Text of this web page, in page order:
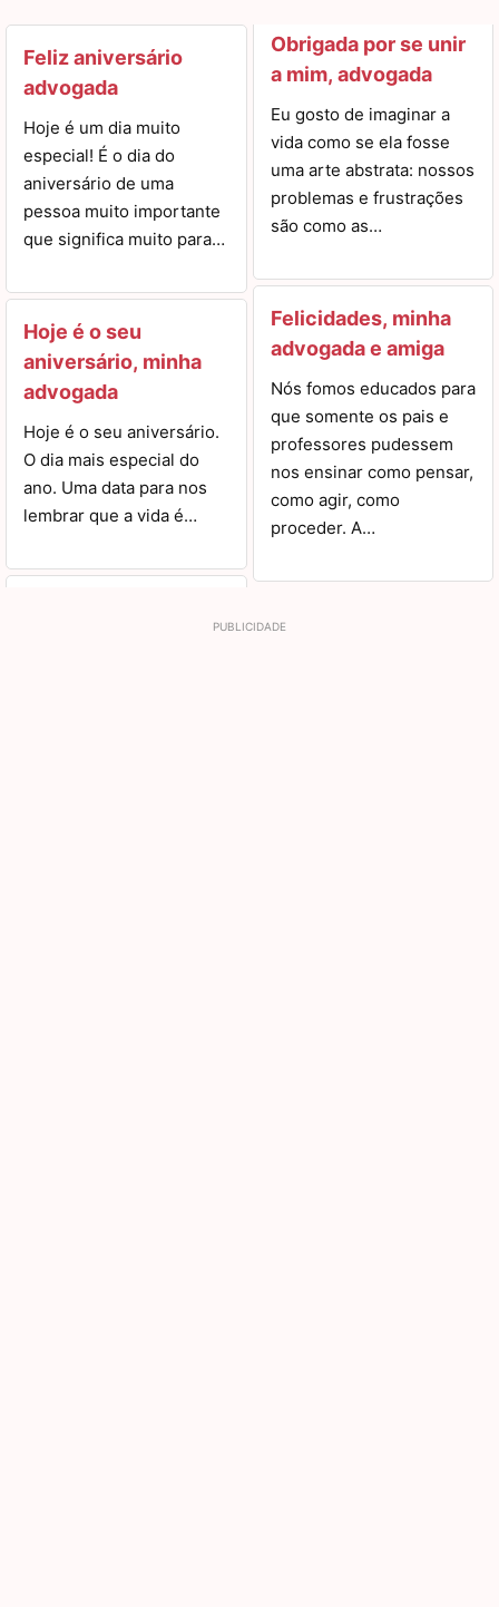
Feliz aniversário
advogada
Hoje é um dia muito
especial! É o dia do
aniversário de uma
pessoa muito importante
que significa muito para…
Hoje é o seu
aniversário, minha
advogada
Hoje é o seu aniversário.
O dia mais especial do
ano. Uma data para nos
lembrar que a vida é…
Obrigada por se unir
a mim, advogada
Eu gosto de imaginar a
vida como se ela fosse
uma arte abstrata: nossos
problemas e frustrações
são como as…
Felicidades, minha
advogada e amiga
Nós fomos educados para
que somente os pais e
professores pudessem
nos ensinar como pensar,
como agir, como
proceder. A…